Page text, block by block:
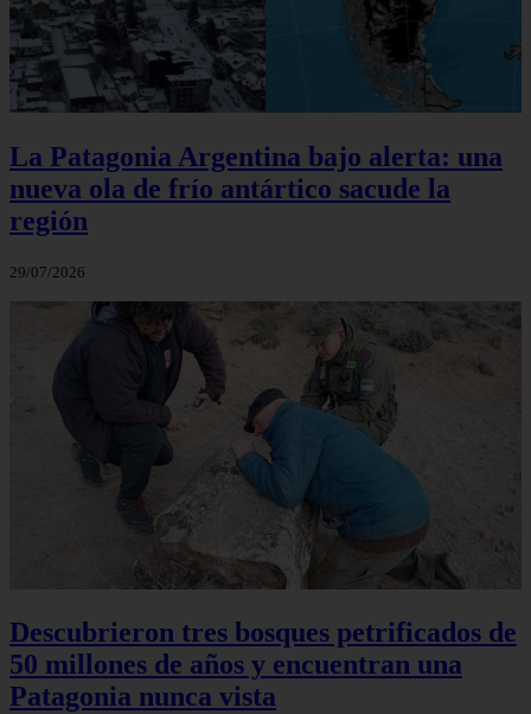
La Patagonia Argentina bajo alerta: una
nueva ola de frío antártico sacude la
región
29/07/2026
Descubrieron tres bosques petrificados de
50 millones de años y encuentran una
Patagonia nunca vista